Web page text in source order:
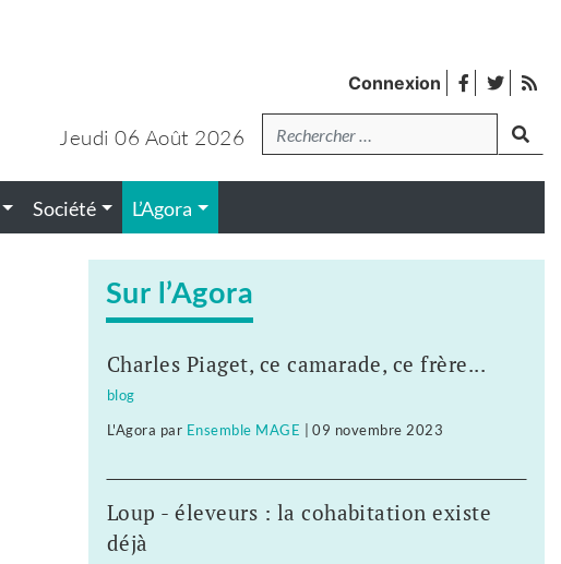
Connexion facebook
twitter
Jeudi 06 Août 2026Recherche
Société L’Agora
Sur l’Agora
Charles Piaget, ce camarade, ce frère...
blog
L'Agora par Ensemble MAGE |09 novembre 2023
Loup - éleveurs : la cohabitation existe
déjà